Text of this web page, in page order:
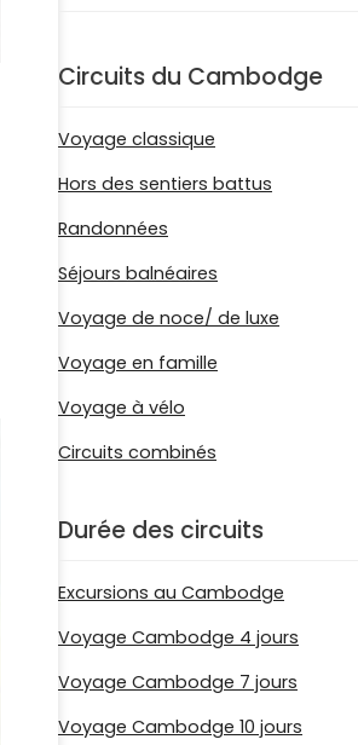
Circuits du Cambodge
Voyage classique
Hors des sentiers battus
Randonnées
Séjours balnéaires
Voyage de noce/ de luxe
Voyage en famille
Voyage à vélo
Circuits combinés
Durée des circuits
Excursions au Cambodge
Voyage Cambodge 4 jours
Voyage Cambodge 7 jours
Voyage Cambodge 10 jours